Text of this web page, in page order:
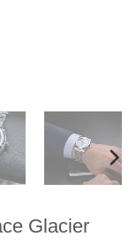
Glacier